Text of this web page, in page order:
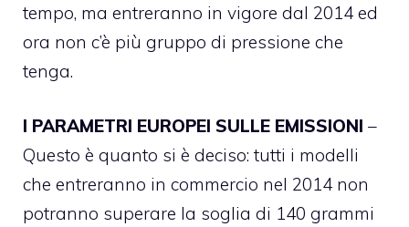
tempo, ma entreranno in vigore dal 2014 ed
ora non c’è più gruppo di pressione che
tenga.
I PARAMETRI EUROPEI SULLE EMISSIONI –
Questo è quanto si è deciso: tutti i modelli
che entreranno in commercio nel 2014 non
potranno superare la soglia di 140 grammi